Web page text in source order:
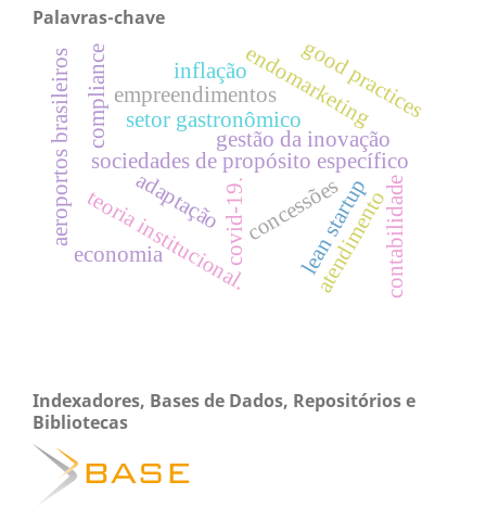
Palavras-chave
covid-19.concessões
sociedades de propósito específico
aeroportos brasileirosteoria institucional.
compliance
lean startup
gestão da inovação
setor gastronômico
adaptação atendimento
empreendimentos
economia
endomarketing
contabilidade
good practices
inflação
Indexadores, Bases de Dados, Repositórios e
Bibliotecas